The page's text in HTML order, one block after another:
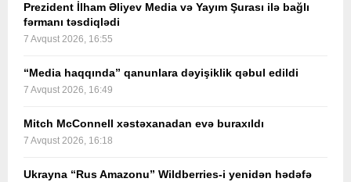
Prezident İlham Əliyev Media və Yayım Şurası ilə bağlı
fərmanı təsdiqlədi
7 Avqust 2026, 16:55
“Media haqqında” qanunlara dəyişiklik qəbul edildi
7 Avqust 2026, 16:49
Mitch McConnell xəstəxanadan evə buraxıldı
7 Avqust 2026, 16:18
Ukrayna “Rus Amazonu” Wildberries-i yenidən hədəfə